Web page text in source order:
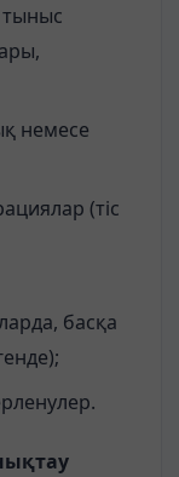
немесе
(тіс
басқа